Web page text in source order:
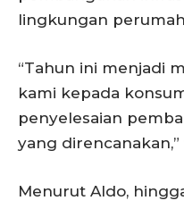
lingkungan
“Tahun ini menjadi
kami kepada
penyelesaian
yang direncanakan,”
Menurut Aldo,